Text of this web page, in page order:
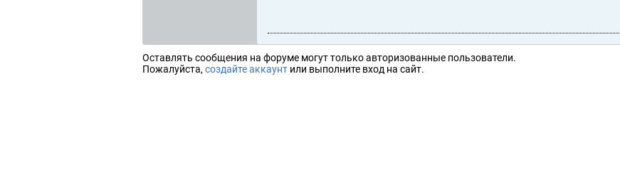
Оставлять сообщения на форуме могут только авторизованные пользователи.
Пожалуйста, создайте аккаунт или выполните вход на сайт.